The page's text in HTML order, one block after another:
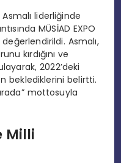
liderliğinde
MÜSİAD EXPO
Asmalı,
kırdığını ve
2022’deki
beklediklerini belirtti.
mottosuyla
Milli